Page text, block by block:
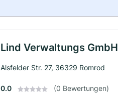
Lind Verwaltungs GmbH
Alsfelder Str. 27, 36329 Romrod
0.0 (0 Bewertungen)